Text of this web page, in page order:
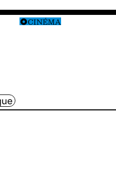
CINÉMA